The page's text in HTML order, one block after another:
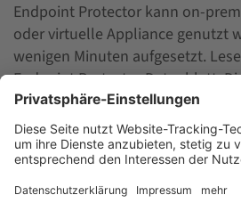
Endpoint Protector kann on-
oder virtuelle Appliance genutzt
wenigen Minuten aufgesetzt.
Endpoint Protector Datenblatt.
pro installierten Client (=
bieten wir Ihnen auch die
Konfiguration vor Ort an. Oder
kostenlosenWebcastund
Funktionen der Data Loss